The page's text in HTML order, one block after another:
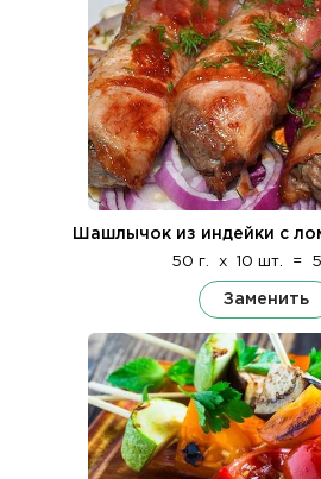
Шашлычок из индейки с
50 г. x 10 шт. =
Заменить